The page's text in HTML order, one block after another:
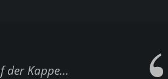
der Kappe...